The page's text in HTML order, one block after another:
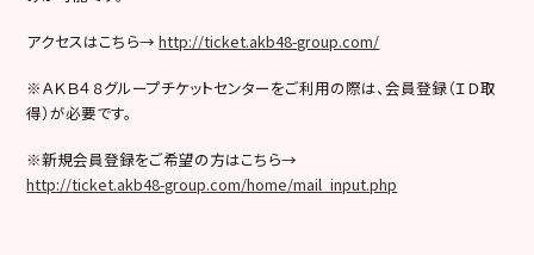
アクセスはこちら→http://ticket.akb48-group.com/
※ＡＫＢ４８グループチケットセンターをご利用の際は、会員登録（ＩＤ取
得）が必要です。
※新規会員登録をご希望の方はこちら→
http://ticket.akb48-group.com/home/mail_input.php